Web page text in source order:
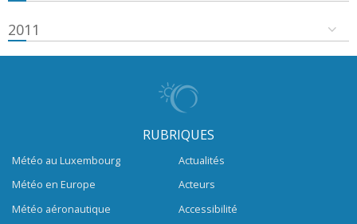
2011
RUBRIQUES
Météo au Luxembourg
Météo en Europe
Météo aéronautique
Actualités
Acteurs
Accessibilité